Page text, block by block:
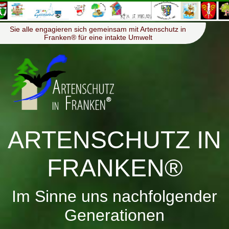
Menü ≡
Sie alle engagieren sich gemeinsam mit Artenschutz in
Franken® für eine intakte Umwelt
ARTENSCHUTZ IN
FRANKEN®
Im Sinne uns nachfolgender
Generationen